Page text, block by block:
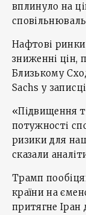
вплинуло на
Нафтові
зниженні цін,
Близькому
Sachs у
«Підвищення
потужності
ризики для
сказали
Трамп
країни на
притягне Іран